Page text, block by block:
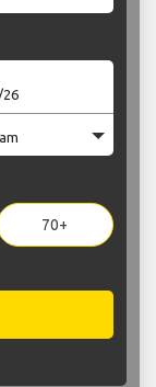
70+